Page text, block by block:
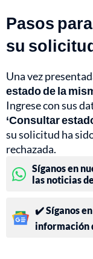
Pasos
su
Una vez
estado de la
Ingrese con sus
‘Consultar
su solicitud ha
rechazada.
Síganos en
las noticias
✔️ Síganos
información